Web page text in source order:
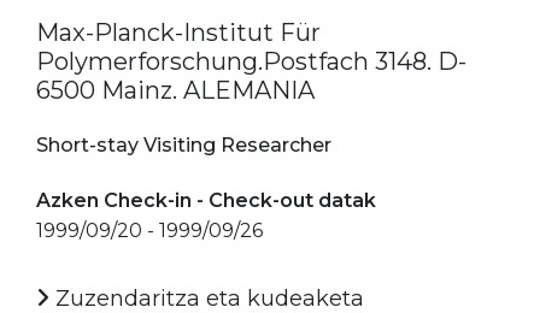
Max-Planck-Institut Für
Polymerforschung.Postfach 3148. D-
6500 Mainz. ALEMANIA
Short-stay Visiting Researcher
Azken Check-in - Check-out datak
1999/09/20 - 1999/09/26
Zuzendaritza eta kudeaketa